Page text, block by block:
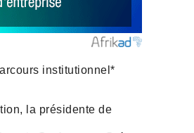
institutionnel*
la présidente de